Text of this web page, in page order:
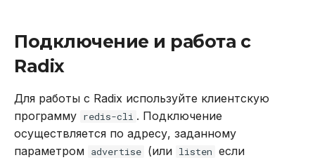
zadd
zcount
zdiff
Подключение и работа с
Radix
Для работы с Radix используйте клиентскую
программу redis-cli . Подключение
осуществляется по адресу, заданному
параметром advertise (или listen если